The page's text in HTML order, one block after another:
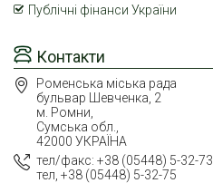
Контакти
Роменська міська рада
бульвар Шевченка, 2
м. Ромни,
Сумська обл.,
42000 УКРАЇНА
тел/факс: +38 (05448) 5-32-73
тел, +38 (05448) 5-32-75
Публічні фінанси України